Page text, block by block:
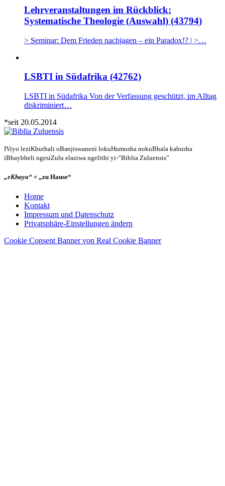
Lehrveranstaltungen im Rückblick:
Systematische Theologie (Auswahl) (43794)
> Seminar: Dem Frieden nachjagen – ein Paradox!? | >…
LSBTI in Südafrika (42762)
LSBTI in Südafrika Von der Verfassung geschützt, im Alltag
diskriminiert…
*seit 20.05.2014
IViyo leziKhuthali oBanjiswaneni lokuHumusha nokuBhala kabusha
iBhaybheli ngesiZulu elaziwa ngelithi yi-“Biblia Zuluensis”
„eKhaya“ = „zu Hause“
Home
Kontakt
Impressum und Datenschutz
Privatsphäre-Einstellungen ändern
Cookie Consent Banner von Real Cookie Banner